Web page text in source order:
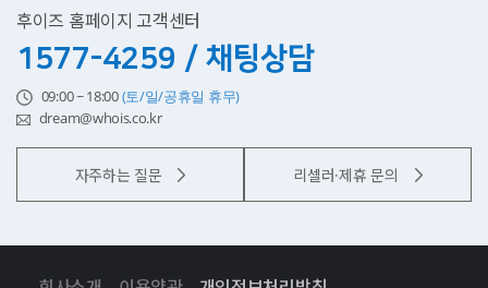
후이즈 홈페이지 고객센터
1577-4259 / 채팅상담
09:00 ~ 18:00(토/일/공휴일 휴무)
dream@whois.co.kr
자주하는 질문 리셀러·제휴 문의